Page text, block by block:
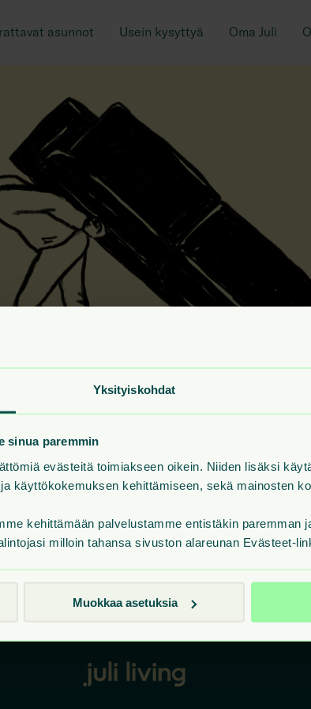
Yksityiskohdat
sinua paremmin
evästeitä toimiakseen oikein. Niiden lisäksi
käyttökokemuksen kehittämiseen, sekä mainosten
kehittämään palvelustamme entistäkin paremman
milloin tahansa sivuston alareunan Evästeet-
Muokkaa asetuksia
asunnot Usein kysyttyä Oma Juli
sivu on muuttanut
Ei hätää – meillä on monta muuta
Takaisin etusivulle